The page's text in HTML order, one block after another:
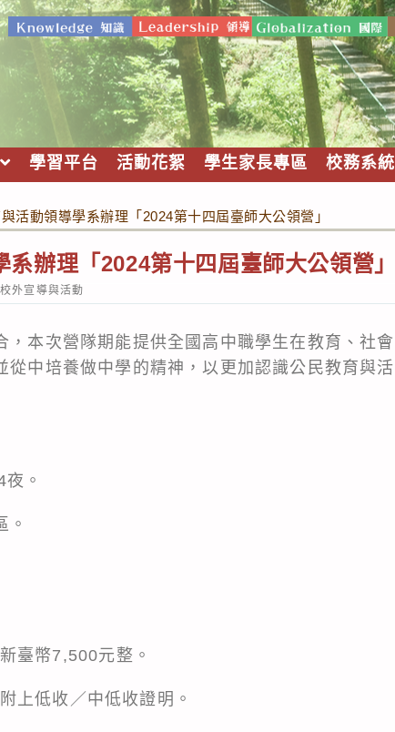
學習平台 活動花絮 學生家長專區 校務系統
活動領導學系辦理「2024第十四屆臺師大公領營」
辦理「2024第十四屆臺師大公領營」
校外宣導與活動
本次營隊期能提供全國高中職學生在教育、社會
中培養做中學的精神，以更加認識公民教育與活
。
。
臺幣7,500元整。
上低收／中低收證明。